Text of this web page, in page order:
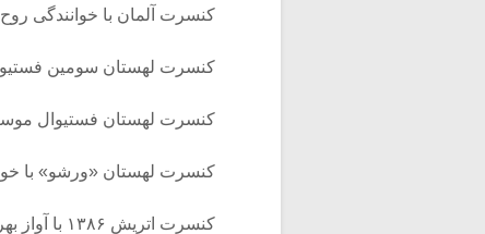
کنسرت آلمان با خوانندگی روح
کنسرت لهستان سومین فستیوال
کنسرت لهستان فستیوال
کنسرت لهستان «ورشو» با
کنسرت اتریش ۱۳۸۶ با آواز بهرام سارنگ